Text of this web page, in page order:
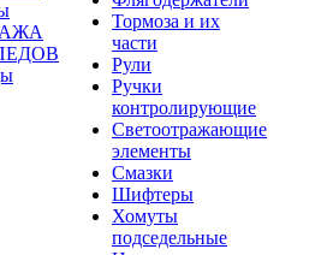
Тормоза и их
части
Рули
Ручки
контролирующие
Светоотражающие
элементы
Смазки
Шифтеры
Хомуты
подседельные